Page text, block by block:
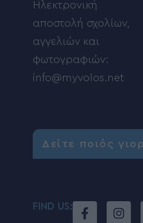
Ηλεκτρονική
αποστολή σχολίων,
αγγελιών και
φωτογραφιών:
info@myvolos.net
Δείτε ποιός
FIND US: